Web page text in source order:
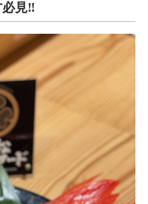
必見‼︎